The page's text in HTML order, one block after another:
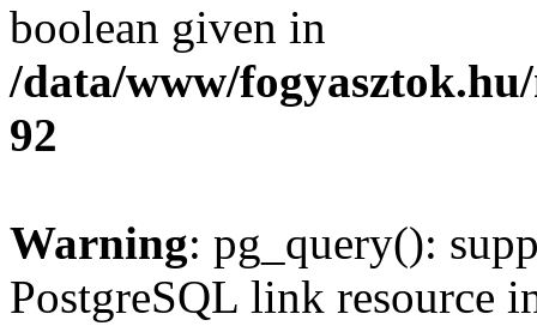
boolean given in
/data/www/
92
Warning: pg_query():
PostgreSQL link resource